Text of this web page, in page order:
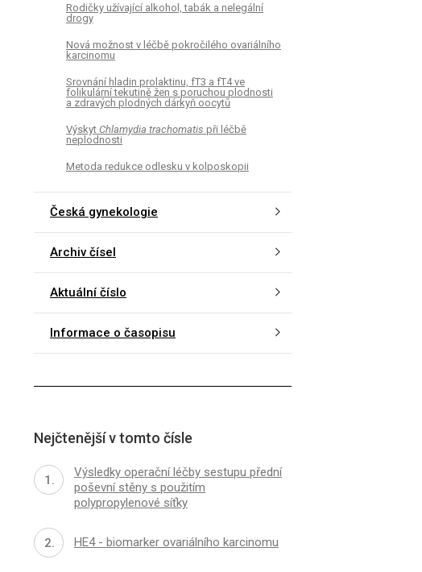
Rodičky užívající alkohol, tabák a nelegální
drogy
Nová možnost v léčbě pokročilého ovariálního
karcinomu
Srovnání hladin prolaktinu, fT3 a fT4 ve
folikulární tekutině žen s poruchou plodnosti
a zdravých plodných dárkyň oocytů
Výskyt Chlamydia trachomatis při léčbě
neplodnosti
Metoda redukce odlesku v kolposkopii
Česká gynekologie
Archiv čísel
Aktuální číslo
Informace o časopisu
Nejčtenější v tomto čísle
Výsledky operační léčby sestupu přední
poševní stěny s použitím
polypropylenové síťky
HE4 - biomarker ovariálního karcinomu